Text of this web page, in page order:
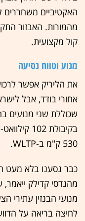
האקטיביים
מהמורות. האבזור
קול מקצועית.
מנוע וטווח נסיעה
את הליריק אפשר
אחורי בודד, אבל
בקיבולת
530 ק"מ ב-WLTP.
כבר נסענו בלא מעט
מהנדסי קדילק
מנועי הבנזין עתירי
לחיצה בריאה על